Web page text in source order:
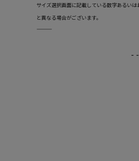
サイズ選択画面に記載している数字あるい
と異なる場合がございます。
―――――――――――――――――――――――
-